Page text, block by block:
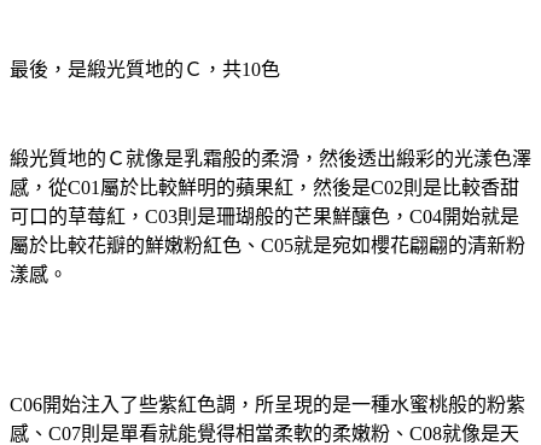
最後，是緞光質地的Ｃ，共10色
緞光質地的Ｃ就像是乳霜般的柔滑，然後透出緞彩的光漾色澤
感，從C01屬於比較鮮明的蘋果紅，然後是C02則是比較香甜
可口的草莓紅，C03則是珊瑚般的芒果鮮釀色，C04開始就是
屬於比較花瓣的鮮嫩粉紅色、C05就是宛如櫻花翩翩的清新粉
漾感。
C06開始注入了些紫紅色調，所呈現的是一種水蜜桃般的粉紫
感、C07則是單看就能覺得相當柔軟的柔嫩粉、C08就像是天